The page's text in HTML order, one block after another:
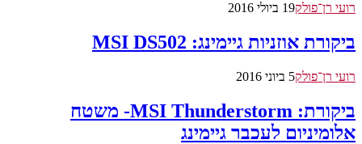
רועי רן־פולק19 ביולי 2016
ביקורת אוזניות גיימינג: MSI DS502
רועי רן־פולק5 ביוני 2016
ביקורת: MSI Thunderstorm- משטח
אלומיניום לעכבר גיימינג